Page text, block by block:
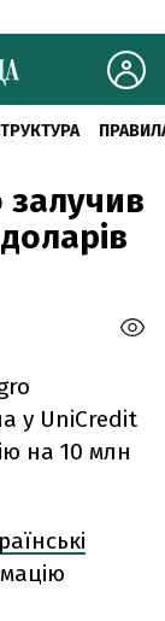
залучив
у UniCredit
на 10 млн